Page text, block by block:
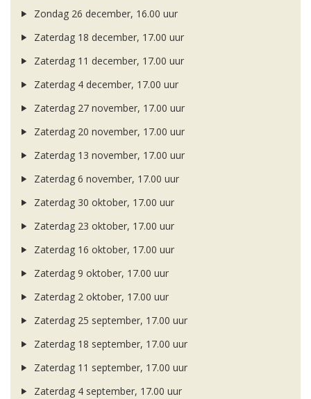
Zondag 26 december, 16.00 uur
Zaterdag 18 december, 17.00 uur
Zaterdag 11 december, 17.00 uur
Zaterdag 4 december, 17.00 uur
Zaterdag 27 november, 17.00 uur
Zaterdag 20 november, 17.00 uur
Zaterdag 13 november, 17.00 uur
Zaterdag 6 november, 17.00 uur
Zaterdag 30 oktober, 17.00 uur
Zaterdag 23 oktober, 17.00 uur
Zaterdag 16 oktober, 17.00 uur
Zaterdag 9 oktober, 17.00 uur
Zaterdag 2 oktober, 17.00 uur
Zaterdag 25 september, 17.00 uur
Zaterdag 18 september, 17.00 uur
Zaterdag 11 september, 17.00 uur
Zaterdag 4 september, 17.00 uur